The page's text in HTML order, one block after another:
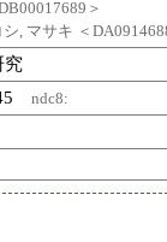
＞
シ, マサキ ＜
究
ndc8: